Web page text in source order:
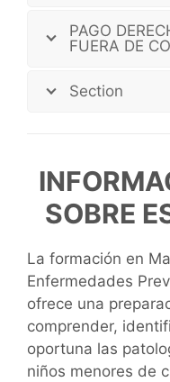
PAGO
FUERA DE
Section
SOBRE
La formación en
Enfermedades
ofrece una
comprender,
oportuna las
niños menores de